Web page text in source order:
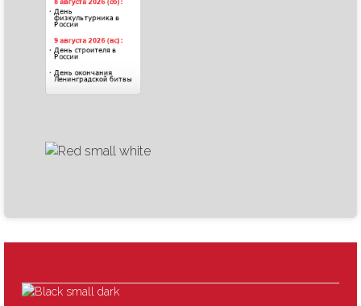
Handmade
Сделано в России
Добавить в корзину